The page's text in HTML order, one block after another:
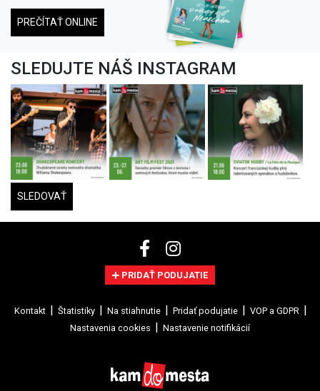
PREČÍTAŤ ONLINE
SLEDUJTE NÁŠ INSTAGRAM
SLEDOVAŤ
PRIDAŤ PODUJATIE
Kontakt Štatistiky Na stiahnutie Pridať podujatie
VOP a GDPR
Nastavenia cookies
Nastavenie notifikácií